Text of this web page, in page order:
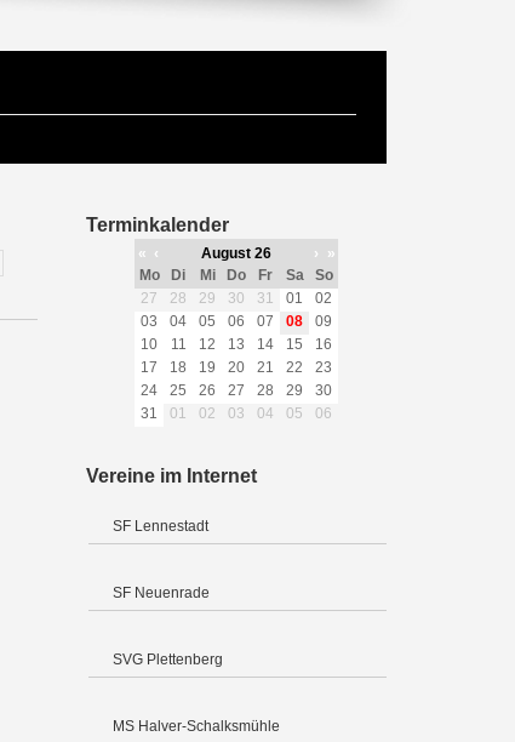
Terminkalender
« ‹ August 26 ›
»
Mo
Di Mi Do Fr Sa
So
27
28 29 30 31 01
02
03
04 05 06 07 08
09
10
11 12 13 14 15
16
17
18 19 20 21 22
23
24
25 26 27 28 29
30
31
01 02 03 04 05 06
Vereine im Internet
SF Lennestadt
SF Neuenrade
SVG Plettenberg
MS Halver-Schalksmühle